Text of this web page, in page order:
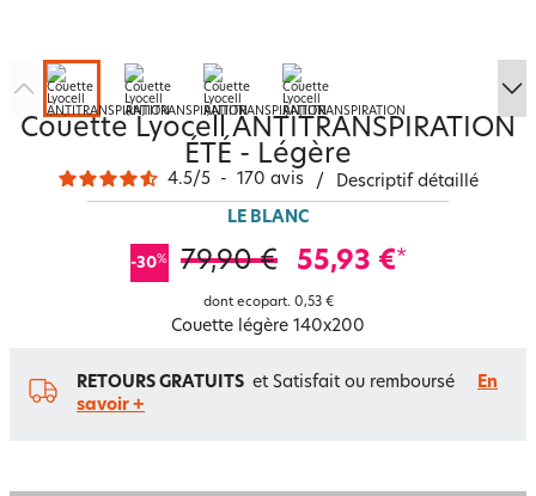
Couette Lyocell ANTITRANSPIRATION
ÉTÉ - Légère
4.5/5 - 170 avis / Descriptif détaillé
LE BLANC
-30% 79,90 € 55,93 €*
dont ecopart. 0,53 €
Couette légère 140x200
RETOURS GRATUITS et Satisfait ou remboursé
En
savoir +